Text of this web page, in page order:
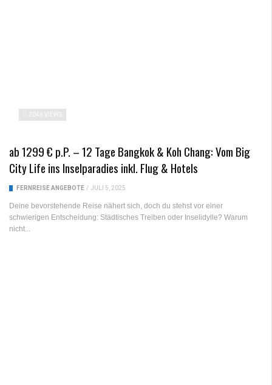
2046 VIEWS
ab 1299 € p.P. – 12 Tage Bangkok & Koh Chang: Vom Big
City Life ins Inselparadies inkl. Flug & Hotels
FERNREISE ANGEBOTE / JULI 5, 2025
Deine bevorstehende Reise nähert sich, doch du stehst vor einer
schwierigen Entscheidung: Städtisches Treiben oder Inselidylle? Warum
nicht...